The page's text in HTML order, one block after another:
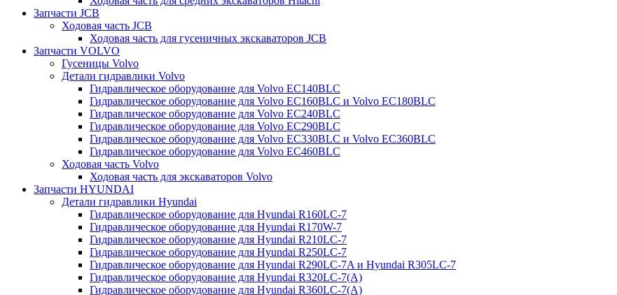
Запчасти JCB
Ходовая часть JCB
Ходовая часть для гусеничных экскаваторов JCB
Запчасти VOLVO
Гусеницы Volvo
Детали гидравлики Volvo
Гидравлическое оборудование для Volvo EC140BLC
Гидравлическое оборудование для Volvo EC160BLC и Volvo EC180BLC
Гидравлическое оборудование для Volvo EC240BLC
Гидравлическое оборудование для Volvo EC290BLC
Гидравлическое оборудование для Volvo EC330BLC и Volvo EC360BLC
Гидравлическое оборудование для Volvo EC460BLC
Ходовая часть Volvo
Ходовая часть для экскаваторов Volvo
Запчасти HYUNDAI
Детали гидравлики Hyundai
Гидравлическое оборудование для Hyundai R160LC-7
Гидравлическое оборудование для Hyundai R170W-7
Гидравлическое оборудование для Hyundai R210LC-7
Гидравлическое оборудование для Hyundai R250LC-7
Гидравлическое оборудование для Hyundai R290LC-7A и Hyundai R305LC-7
Гидравлическое оборудование для Hyundai R320LC-7(A)
Гидравлическое оборудование для Hyundai R360LC-7(A)